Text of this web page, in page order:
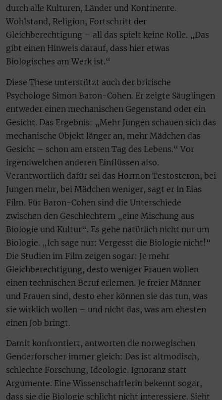
durch alle Kulturen, Länder und Kontinente.
Wohlstand, Religion, Fortschritt der
Gleichberechtigung – all das spielt keine Rolle. „Das
gibt einen Hinweis darauf, dass hier etwas
Biologisches am Werk ist.“
Diese These unterstützt auch der britische
Psychologe Simon Baron-Cohen. Er zeigte Säuglingen
entweder einen mechanischen Gegenstand oder ein
Gesicht. Das Ergebnis: „Mehr Jungen schauen sich das
mechanische Objekt länger an, mehr Mädchen das
Gesicht – schon am ersten Tag des Lebens.“ Vor
irgendwelchen anderen Einflüssen also.
Verantwortlich dafür sei das Hormon Testosteron, bei
Jungen mehr, bei Mädchen weniger, sagt er in Eias
Film. Für Baron-Cohen sind die Unterschiede
zwischen den Geschlechtern „eine Mischung aus
Biologie und Kultur“. Es gehe natürlich nicht nur um
Biologie. „Ich sage nur: Vergesst die Biologie nicht!“
Die Studien im Film zeigen sogar: Je mehr
Gleichberechtigung, desto weniger Frauen wollen
einen technischen Beruf erlernen. Je freier Männer
und Frauen sind, desto eher können sie das tun, was
sie wirklich wollen – und nicht das, was am ehesten
einen Job bringt.
Damit konfrontiert, antworten die norwegischen
Genderforscher immer gleich: Das ist altmodisch,
schlechte Forschung, Ideologie. Ignoranz statt
Argumente. Eine Wissenschaftlerin bekennt sogar,
dass sie die Biologie schlicht nicht interessiere. Sieht